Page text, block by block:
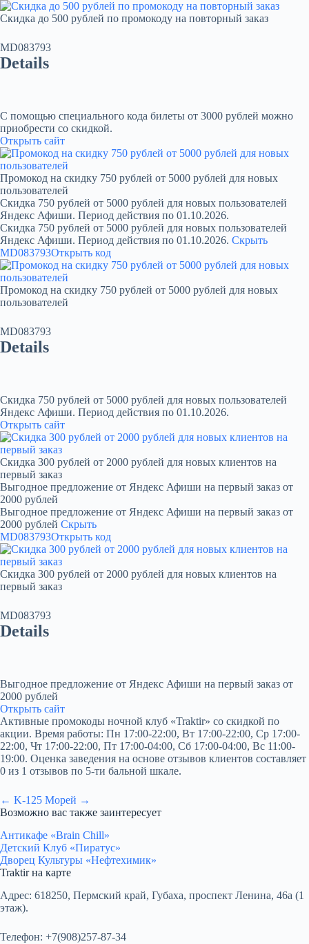
Скидка до 500 рублей по промокоду на повторный заказ
MD083793
Details
С помощью специального кода билеты от 3000 рублей можно
приобрести со скидкой.
Открыть сайт
Промокод на скидку 750 рублей от 5000 рублей для новых
пользователей
Скидка 750 рублей от 5000 рублей для новых пользователей
Яндекс Афиши. Период действия по 01.10.2026.
Скидка 750 рублей от 5000 рублей для новых пользователей
Яндекс Афиши. Период действия по 01.10.2026. Скрыть
MD083793Открыть код
Промокод на скидку 750 рублей от 5000 рублей для новых
пользователей
MD083793
Details
Скидка 750 рублей от 5000 рублей для новых пользователей
Яндекс Афиши. Период действия по 01.10.2026.
Открыть сайт
Скидка 300 рублей от 2000 рублей для новых клиентов на
первый заказ
Выгодное предложение от Яндекс Афиши на первый заказ от
2000 рублей
Выгодное предложение от Яндекс Афиши на первый заказ от
2000 рублей Скрыть
MD083793Открыть код
Скидка 300 рублей от 2000 рублей для новых клиентов на
первый заказ
MD083793
Details
Выгодное предложение от Яндекс Афиши на первый заказ от
2000 рублей
Открыть сайт
Активные промокоды ночной клуб «Traktir» со скидкой по
акции. Время работы: Пн 17:00-22:00, Вт 17:00-22:00, Ср 17:00-
22:00, Чт 17:00-22:00, Пт 17:00-04:00, Сб 17:00-04:00, Вс 11:00-
19:00. Оценка заведения на основе отзывов клиентов составляет
0 из 1 отзывов по 5-ти бальной шкале.
← K-125 Морей →
Возможно вас также заинтересует
Антикафе «Brain Chill»
Детский Клуб «Пиратус»
Дворец Культуры «Нефтехимик»
Traktir на карте
Адрес: 618250, Пермский край, Губаха, проспект Ленина, 46а (1
этаж).
Телефон: +7(908)257-87-34